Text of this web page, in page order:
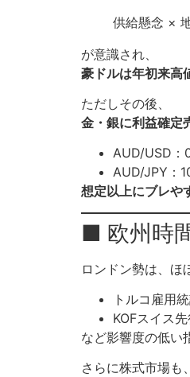
供給懸念 ×
が意識され、
豪ドルは年初来高
ただしその後、
金・銀に利益確定
AUD/USD
AUD/JPY：
想定以上にブレや
■ 欧州時
ロンドン勢は、ほ
トルコ雇用
KOFスイス
など影響度の低い
さらに株式市場も、